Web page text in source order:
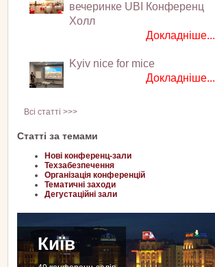
вечеринке UBI Конференц
Холл
Докладніше...
Kyiv nice for mice
Докладніше...
Всі статті >>>
Статті за темами
Нові конференц-зали
Техзабезпечення
Організація конференцій
Тематичні заходи
Дегустаційні зали
Київ